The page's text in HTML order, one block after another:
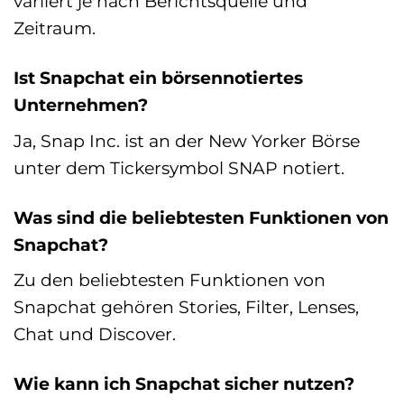
Zeitraum.
Ist Snapchat ein börsennotiertes
Unternehmen?
Ja, Snap Inc. ist an der New Yorker Börse
unter dem Tickersymbol SNAP notiert.
Was sind die beliebtesten Funktionen von
Snapchat?
Zu den beliebtesten Funktionen von
Snapchat gehören Stories, Filter, Lenses,
Chat und Discover.
Wie kann ich Snapchat sicher nutzen?